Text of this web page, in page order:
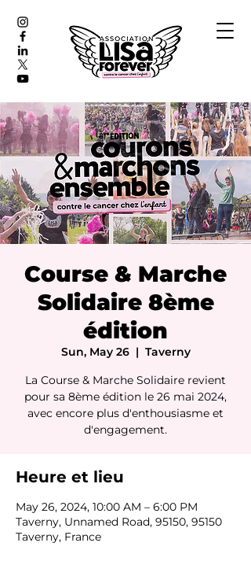
Course & Marche
Solidaire 8ème
édition
Sun, May 26
  |
Taverny
La Course & Marche Solidaire revient
pour sa 8ème édition le 26 mai 2024,
avec encore plus d'enthousiasme et
d'engagement.
Heure et lieu
May 26, 2024, 10:00 AM – 6:00 PM
Taverny, Unnamed Road, 95150, 95150
Taverny, France